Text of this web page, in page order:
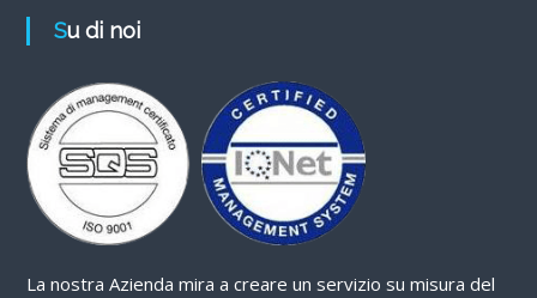
Su di noi
La nostra Azienda mira a creare un servizio su misura del